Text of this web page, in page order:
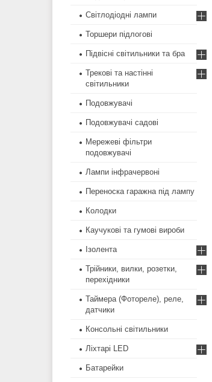
Світлодіодні лампи
Торшери підлогові
Підвісні світильники та бра
Трекові та настінні
світильники
Подовжувачі
Подовжувачі садові
Мережеві фільтри
подовжувачі
Лампи інфрачервоні
Переноска гаражна під лампу
Колодки
Каучукові та гумові вироби
Ізолента
Трійники, вилки, розетки,
перехідники
Таймера (Фотореле), реле,
датчики
Консольні світильники
Ліхтарі LED
Батарейки